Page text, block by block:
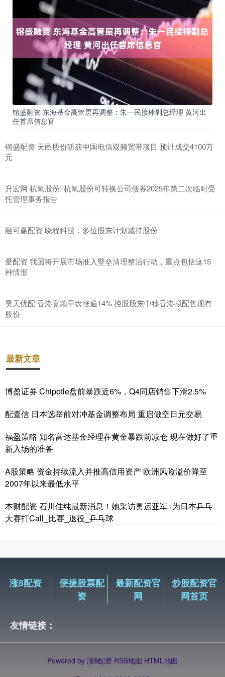
镕盛融资 东海基金高管层再调整：朱一民接棒副总经理 黄河出
任首席信息官
镕盛配资 天邑股份斩获中国电信双频宽带项目 预计成交4100万
元
升宏网 杭氧股份: 杭氧股份可转换公司债券2025年第二次临时受
托管理事务报告
融可赢配资 晓程科技：多位股东计划减持股份
爱配资 我国将开展市场准入壁垒清理整治行动，重点包括这15
种情形
昊天优配 香港宽频早盘涨逾14% 控股股东中移香港拟配售现有
股份
最新文章
博盈证券 Chipotle盘前暴跌近6%，Q4同店销售下滑2.5%
配查信 日本选举前对冲基金调整布局 重启做空日元交易
福盈策略 知名富达基金经理在黄金暴跌前减仓 现在做好了重
新入场的准备
A股策略 资金持续流入并推高信用资产 欧洲风险溢价降至
2007年以来最低水平
本财配资 石川佳纯最新消息！她采访奥运亚军+为日本乒乓
大赛打Call_比赛_退役_乒乓球
涨8配资
便捷股票配
资
最新配资官
网
炒股配资官
网首页
友情链接：
Powered by 涨8配资 RSS地图 HTML地图